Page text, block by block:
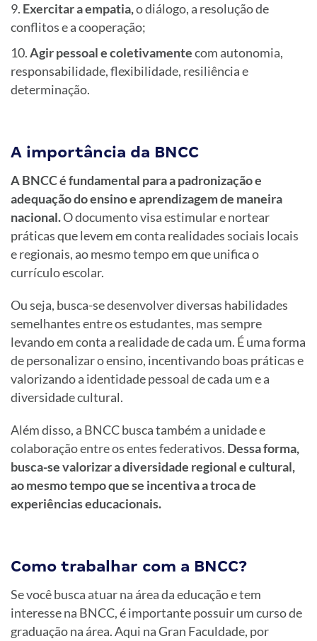
Exercitar a empatia,o diálogo, a resolução de
conflitos e a cooperação;
Agir pessoal e coletivamentecom autonomia,
responsabilidade, flexibilidade, resiliência e
determinação.
A importância da BNCC
A BNCC é fundamental para a padronização e
adequação do ensino e aprendizagem de maneira
nacional.O documento visa estimular e nortear
práticas que levem em conta realidades sociais locais
e regionais, ao mesmo tempo em que unifica o
currículo escolar.
Ou seja, busca-se desenvolver diversas habilidades
semelhantes entre os estudantes, mas sempre
levando em conta a realidade de cada um. É uma forma
de personalizar o ensino, incentivando boas práticas e
valorizando a identidade pessoal de cada um e a
diversidade cultural.
Além disso, a BNCC busca também a unidade e
colaboração entre os entes federativos. Dessa forma,
busca-se valorizar a diversidade regional e cultural,
ao mesmo tempo que se incentiva a troca de
experiências educacionais.
Como trabalhar com a BNCC?
Se você busca atuar na área da educação e tem
interesse na BNCC, é importante possuir um curso de
graduação na área. Aqui na Gran Faculdade, por